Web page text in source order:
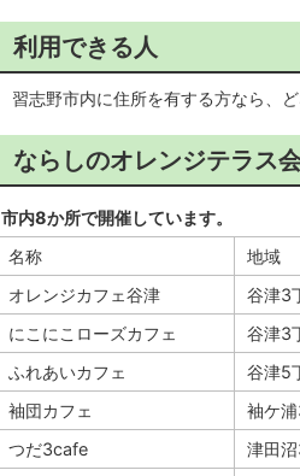
利用できる人
習志野市内に住所を有する方なら、
ならしのオレンジテラス
市内8か所で開催しています。
名称
地域
オレンジカフェ谷津
谷津3
にこにこローズカフェ
谷津3
ふれあいカフェ
谷津5
袖団カフェ
袖ケ
つだ3cafe
津田